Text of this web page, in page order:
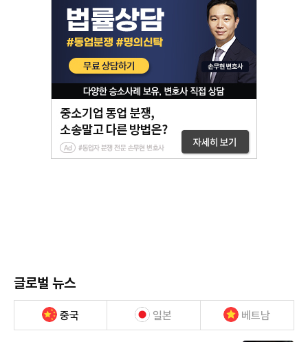
글로벌 뉴스
중국 일본 베트남